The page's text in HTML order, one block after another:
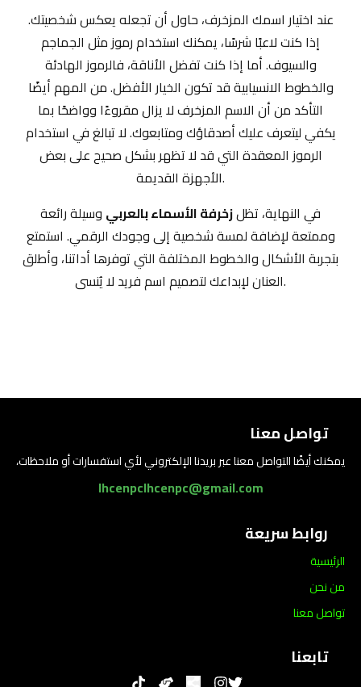
عند اختيار اسمك المزخرف، حاول أن تجعله يعكس شخصيتك.
إذا كنت لاعبًا شرسًا، يمكنك استخدام رموز مثل الجماجم
والسيوف. أما إذا كنت تفضل الأناقة، فالرموز الهادئة
والخطوط الانسيابية قد تكون الخيار الأفضل. من المهم أيضًا
التأكد من أن الاسم المزخرف لا يزال مقروءًا وواضحًا بما
يكفي ليتعرف عليك أصدقاؤك ومتابعوك. لا تبالغ في استخدام
الرموز المعقدة التي قد لا تظهر بشكل صحيح على بعض
الأجهزة القديمة.
في النهاية، تظلزخرفة الأسماء بالعربي وسيلة رائعة
وممتعة لإضافة لمسة شخصية إلى وجودك الرقمي. استمتع
بتجربة الأشكال والخطوط المختلفة التي توفرها أداتنا، وأطلق
العنان لإبداعك لتصميم اسم فريد لا يُنسى.
تواصل معنا
يمكنك أيضًا التواصل معنا عبر بريدنا الإلكتروني لأي استفسارات أو ملاحظات،
lhcenpclhcenpc@gmail.com
روابط سريعة
الرئيسية
من نحن
تواصل معنا
تابعنا